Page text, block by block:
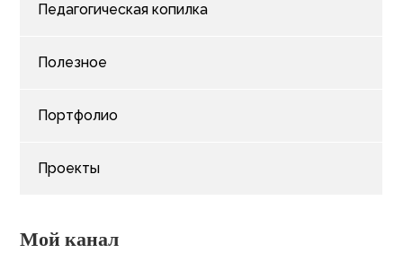
Педагогическая копилка
Полезное
Портфолио
Проекты
Мой канал